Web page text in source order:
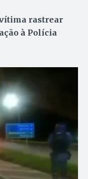
rastrear
à Polícia